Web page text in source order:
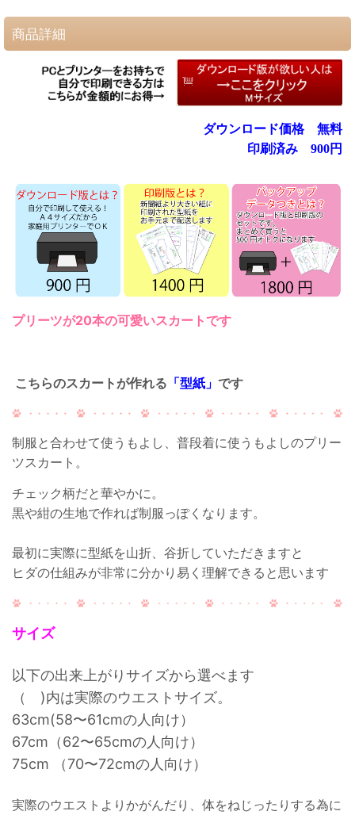
商品詳細
ダウンロード価格 無料
印刷済み 900円
プリーツが20本の可愛いスカートです
こちらのスカートが作れる 「型紙」 です
制服と合わせて使うもよし、普段着に使うもよしのプリー
ツスカート。
チェック柄だと華やかに。
黒や紺の生地で作れば制服っぽくなります。
最初に実際に型紙を山折、谷折していただきますと
ヒダの仕組みが非常に分かり易く理解できると思います
サイズ
以下の出来上がりサイズから選べます
（ )内は実際のウエストサイズ。
63cm(58〜61cmの人向け）
67cm（62〜65cmの人向け）
75cm （70〜72cmの人向け）
実際のウエストよりかがんだり、体をねじったりする為に